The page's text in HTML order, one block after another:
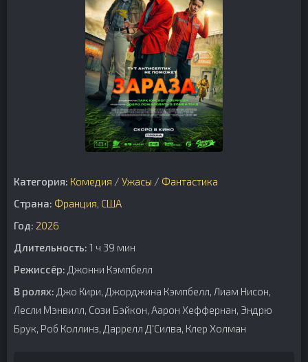
Категория: Комедия / Ужасы / Фантастика
Страна: Франция, США
Год: 2026
Длительность: 1 ч 39 мин
Режиссёр: Джонни Кэмпбелл
В ролях: Джо Кири, Джорджина Кэмпбелл, Лиам Нисон,
Лесли Мэнвилл, Сози Бэйкон, Аарон Хеффернан, Эндрю
Брук, Роб Коллинз, Даррелл Д'Силва, Клер Холман